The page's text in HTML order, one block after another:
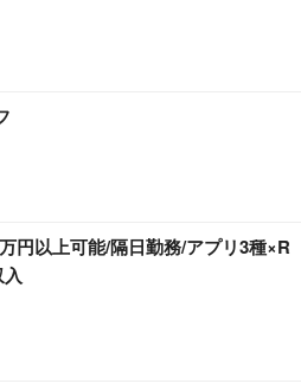
円以上可能/隔日勤務/アプリ3種×R